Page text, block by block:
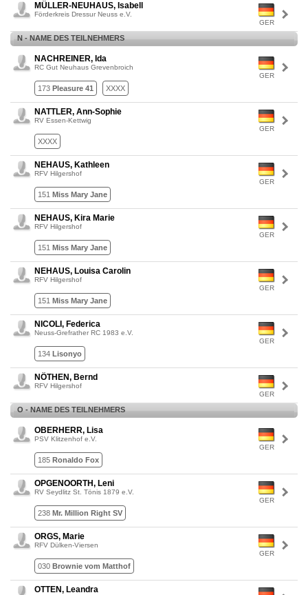
GER
MÜLLER-NEUHAUS, Isabell
Förderkreis Dressur Neuss e.V.
N - NAME DES TEILNEHMERS
GER
NACHREINER, Ida
RC Gut Neuhaus Grevenbroich
173 Pleasure 41 XXXX
GER
NATTLER, Ann-Sophie
RV Essen-Kettwig
XXXX
GER
NEHAUS, Kathleen
RFV Hilgershof
151 Miss Mary Jane
GER
NEHAUS, Kira Marie
RFV Hilgershof
151 Miss Mary Jane
GER
NEHAUS, Louisa Carolin
RFV Hilgershof
151 Miss Mary Jane
GER
NICOLI, Federica
Neuss-Grefrather RC 1983 e.V.
134 Lisonyo
GER
NÖTHEN, Bernd
RFV Hilgershof
O - NAME DES TEILNEHMERS
GER
OBERHERR, Lisa
PSV Klitzenhof e.V.
185 Ronaldo Fox
GER
OPGENOORTH, Leni
RV Seydlitz St. Tönis 1879 e.V.
238 Mr. Million Right SV
GER
ORGS, Marie
RFV Dülken-Viersen
030 Brownie vom Matthof
OTTEN, Leandra